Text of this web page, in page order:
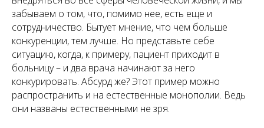
забываем о том, что, помимо нее, есть еще и
сотрудничество. Бытует мнение, что чем больше
конкуренции, тем лучше. Но представьте себе
ситуацию, когда, к примеру, пациент приходит в
больницу – и два врача начинают за него
конкурировать. Абсурд же? Этот пример можно
распространить и на естественные монополии. Ведь
они названы естественными не зря.